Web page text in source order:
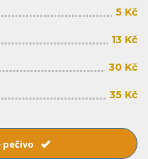
5 Kč
13 Kč
30 Kč
35 Kč
pečivo